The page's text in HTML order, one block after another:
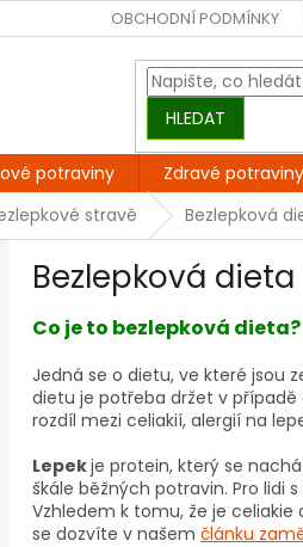
OBCHODNÍ PODMÍNKY
HLEDAT
potraviny Zdravé potraviny
stravě Bezlepková
Bezlepková dieta
Co je to bezlepková dieta?
Jedná se o dietu, ve které jsou
dietu je potřeba držet v
rozdíl mezi celiakií, alergií na
Lepekje protein, který se
škále běžných potravin. Pro lidi
Vzhledem k tomu, že je
se dozvíte v našem článku